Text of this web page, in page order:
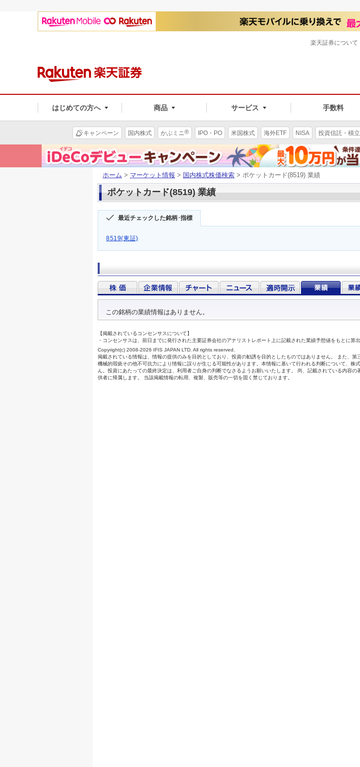
はじめての方へ 商品 サービス 手数料
楽天証券について
キャンペーン 国内株式 かぶミニ® IPO・PO 米国株式 海外ETF NISA 投資信託・積立
ホーム > マーケット情報 > 国内株式株価検索 > ポケットカード(8519) 業績
ポケットカード(8519) 業績
最近チェックした銘柄･指標
8519(東証)